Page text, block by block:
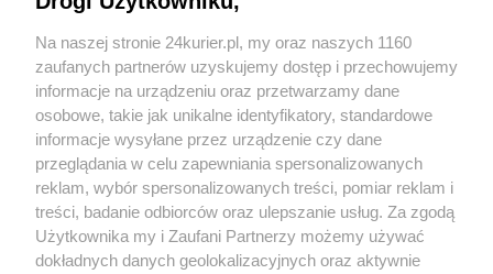
Zaloguj sięZarejestruj
POGODA
26℃
Zobacz prognozę na 3 dni
Na naszej stronie 24kurier.pl, my oraz naszych 1160
zaufanych partnerów uzyskujemy dostęp i przechowujemy
informacje na urządzeniu oraz przetwarzamy dane
osobowe, takie jak unikalne identyfikatory, standardowe
informacje wysyłane przez urządzenie czy dane
przeglądania w celu zapewniania spersonalizowanych
reklam, wybór spersonalizowanych treści, pomiar reklam i
treści, badanie odbiorców oraz ulepszanie usług. Za zgodą
Użytkownika my i Zaufani Partnerzy możemy używać
dokładnych danych geolokalizacyjnych oraz aktywnie